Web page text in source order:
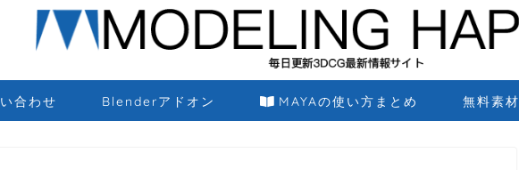
合わせ Blenderアドオン MAYAの使い方まとめ 無料素材